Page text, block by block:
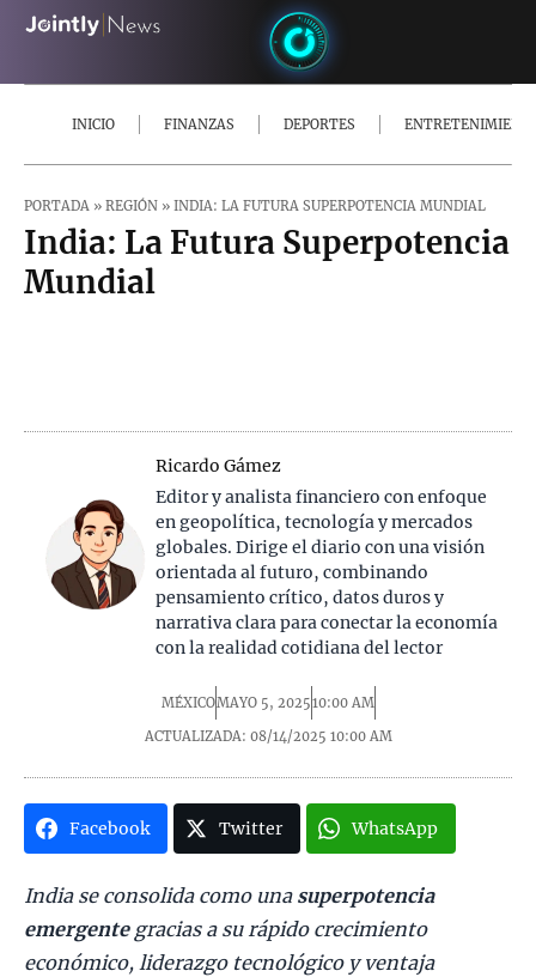
INICIO FINANZAS DEPORTES
PORTADA » REGIÓN » INDIA: LA FUTURA SUPERPOTENCIA MUNDIAL
India: La Futura Superpotencia
Mundial
Ricardo Gámez
Editor y analista financiero con enfoque
en geopolítica, tecnología y mercados
globales. Dirige el diario con una visión
orientada al futuro, combinando
pensamiento crítico, datos duros y
narrativa clara para conectar la economía
con la realidad cotidiana del lector
MÉXICOMAYO 5, 202510:00 AM
ACTUALIZADA: 08/14/2025 10:00 AM
Facebook Twitter WhatsApp
India se consolida como una superpotencia
emergentegracias a su rápido crecimiento
económico, liderazgo tecnológico y ventaja